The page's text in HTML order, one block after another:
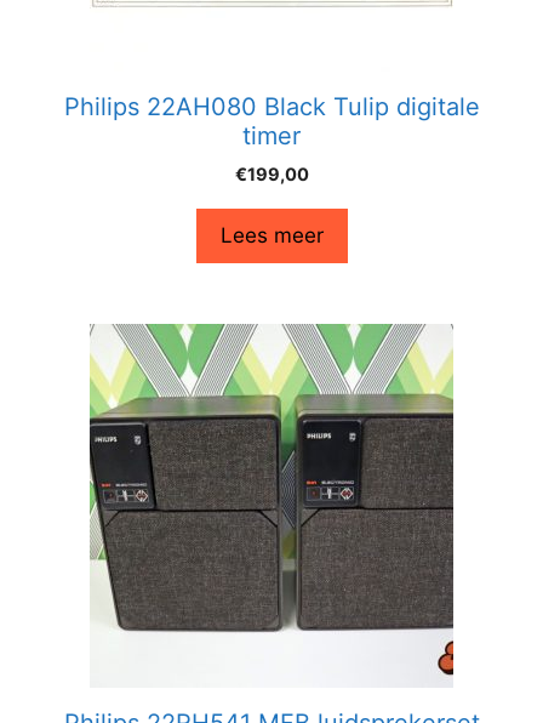
Philips 22AH080 Black Tulip digitale
timer
€199,00
Lees meer